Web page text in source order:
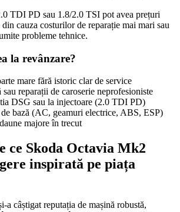
TDI PD sau 1.8/2.0 TSI pot avea prețuri
cauza costurilor de reparație mai mari sau
probleme tehnice.
la revânzare?
mare fără istoric clar de service
reparații de caroserie neprofesioniste
DSG sau la injectoare (2.0 TDI PD)
bază (AC, geamuri electrice, ABS, ESP)
majore în trecut
ce Skoda Octavia Mk2
inspirată pe piața
a câștigat reputația de mașină robustă,